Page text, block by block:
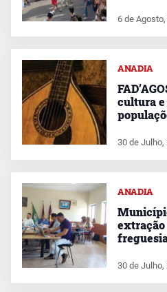
6 de
ANADIA
cultura e
30 de Julho,
ANADIA
extração
30 de Julho,